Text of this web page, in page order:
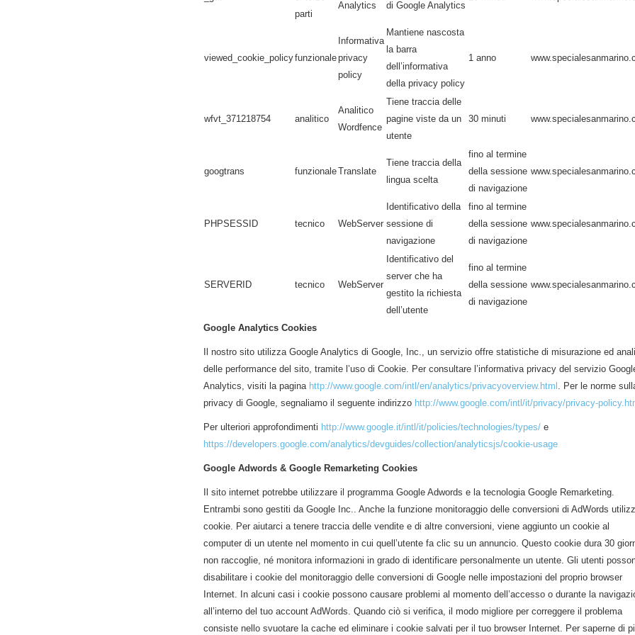
parti
Analytics
di Google Analytics
viewed_cookie_policyfunzionale
Informativa
privacy
policy
Mantiene nascosta
la barra
dell’informativa
della privacy policy
1 anno
wfvt_371218754 analitico
Analitico
Wordfence
Tiene traccia delle
pagine viste da un
utente
30 minuti
googtrans funzionaleTranslate
Tiene traccia della
lingua scelta
fino al termine
della sessione
di navigazione
PHPSESSID tecnico WebServer
Identificativo della
sessione di
navigazione
fino al termine
della sessione
di navigazione
SERVERID tecnico WebServer
Identificativo del
server che ha
gestito la richiesta
dell’utente
fino al termine
della sessione
di navigazione
Google Analytics Cookies
Il nostro sito utilizza Google Analytics di Google, Inc., un servizio offre statistiche di misurazione ed
delle performance del sito, tramite l’uso di Cookie. Per consultare l’informativa privacy del servizio
Analytics, visiti la pagina http://www.google.com/intl/en/analytics/privacyoverview.html . Per le norme
privacy di Google, segnaliamo il seguente indirizzo http://www.google.com/intl/it/privacy/privacy-
Per ulteriori approfondimenti http://www.google.it/intl/it/policies/technologies/types/ e
https://developers.google.com/analytics/devguides/collection/analyticsjs/cookie-usage
Google Adwords & Google Remarketing Cookies
Il sito internet potrebbe utilizzare il programma Google Adwords e la tecnologia Google Remarketing.
Entrambi sono gestiti da Google Inc.. Anche la funzione monitoraggio delle conversioni di AdWords
cookie. Per aiutarci a tenere traccia delle vendite e di altre conversioni, viene aggiunto un cookie al
computer di un utente nel momento in cui quell’utente fa clic su un annuncio. Questo cookie dura 30
non raccoglie, né monitora informazioni in grado di identificare personalmente un utente. Gli utenti
disabilitare i cookie del monitoraggio delle conversioni di Google nelle impostazioni del proprio browser
Internet. In alcuni casi i cookie possono causare problemi al momento dell’accesso o durante la
all’interno del tuo account AdWords. Quando ciò si verifica, il modo migliore per correggere il problema
consiste nello svuotare la cache ed eliminare i cookie salvati per il tuo browser Internet. Per saperne di